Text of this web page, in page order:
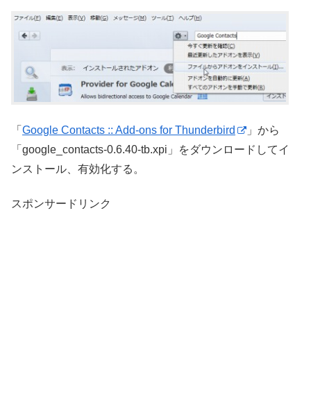
「 Google Contacts :: Add-ons for Thunderbird
」から
「google_contacts-0.6.40-tb.xpi」をダウンロードしてイ
ンストール、有効化する。
スポンサードリンク